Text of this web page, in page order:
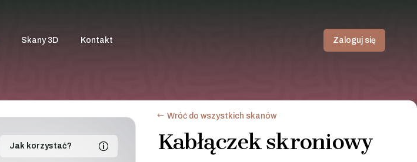
Skany 3D Kontakt Zaloguj się
Jak korzystać?
Wróć do wszystkich skanów
Kabłączek skroniowy